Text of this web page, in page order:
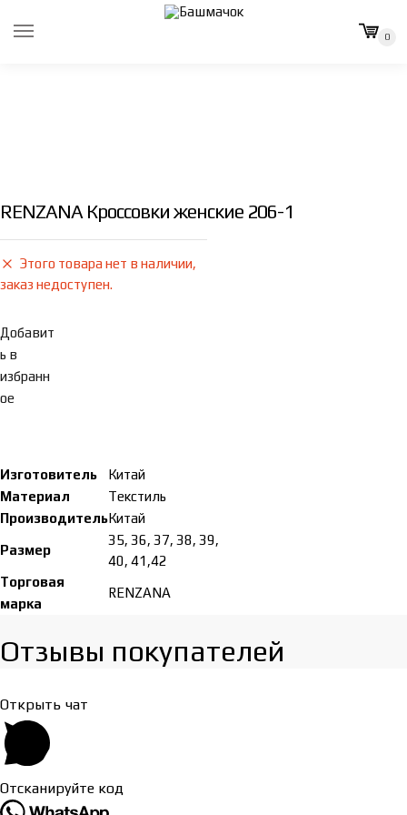
0
RENZANA Кроссовки женские 206-1
Этого товара нет в наличии,
заказ недоступен.
Добавит
ь в
избранн
ое
Изготовитель
Китай
Материал
Tекстиль
ПроизводительКитай
Размер
35, 36, 37, 38, 39,
40, 41,42
Торговая
марка
RENZANA
Отзывы покупателей​
Открыть чат
Отсканируйте код